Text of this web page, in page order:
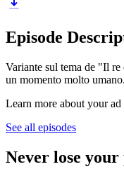
Episode
Variante sul tema de "Il re
un momento molto umano.
Learn more about your
See all episodes
Never lose your